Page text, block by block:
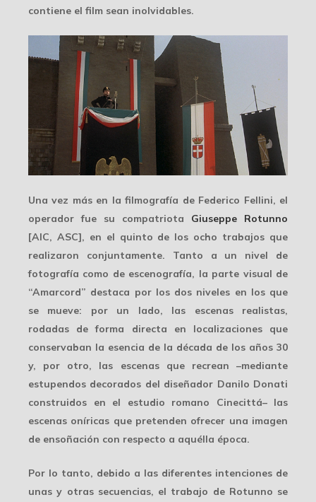
contiene el film sean inolvidables.
Una vez más en la filmografía de Federico Fellini, el
operador fue su compatriota Giuseppe Rotunno
[AIC, ASC], en el quinto de los ocho trabajos que
realizaron conjuntamente. Tanto a un nivel de
fotografía como de escenografía, la parte visual de
“Amarcord” destaca por los dos niveles en los que
se mueve: por un lado, las escenas realistas,
rodadas de forma directa en localizaciones que
conservaban la esencia de la década de los años 30
y, por otro, las escenas que recrean –mediante
estupendos decorados del diseñador Danilo Donati
construidos en el estudio romano Cinecittá– las
escenas oníricas que pretenden ofrecer una imagen
de ensoñación con respecto a aquélla época.
Por lo tanto, debido a las diferentes intenciones de
unas y otras secuencias, el trabajo de Rotunno se